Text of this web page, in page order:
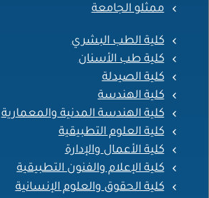
ممثلو الجامعة
كلية الطب البشري
كلية طب الأسنان
كلية الصيدلة
كلية الهندسة
كلية الهندسة المدنية والمعمارية
كلية العلوم التطبيقية
كلية الأعمال والإدارة
كلية الإعلام والفنون التطبيقية
كلية الحقوق والعلوم الإنسانية